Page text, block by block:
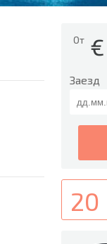
От €
Заезд
20